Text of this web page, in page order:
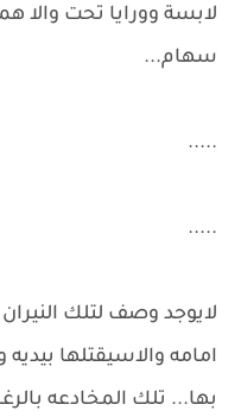
لابسة وورايا تحت والا
سهام...
.....
.....
لايوجد وصف لتلك
امامه والاسيقتلها
بها... تلك المخادعه